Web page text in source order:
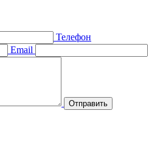
Телефон
Email
Отправить